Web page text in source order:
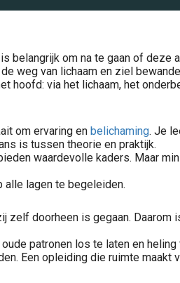
om na te gaan of deze
weg van lichaam en ziel
hoofd: via het lichaam, het
om ervaring en belichaming. Je
is tussen theorie en praktijk.
waardevolle kaders. Maar
alle lagen te begeleiden.
doorheen is gegaan.
patronen los te laten en
Een opleiding die ruimte